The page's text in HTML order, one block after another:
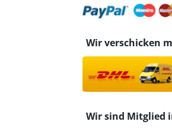
Wir verschicken
Wir sind Mitglied